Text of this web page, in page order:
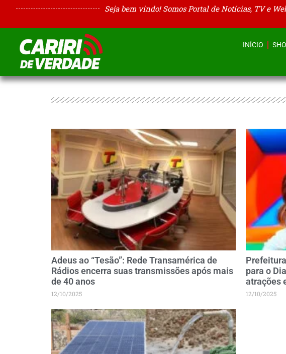
Seja bem vindo! Somos Portal de Notícias, TV e
INÍCIO
Adeus ao “Tesão”: Rede Transamérica de
Rádios encerra suas transmissões após mais
de 40 anos
12/10/2025
para o
atrações
12/10/2025